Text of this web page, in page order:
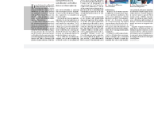
Agensir –
29/04/2026